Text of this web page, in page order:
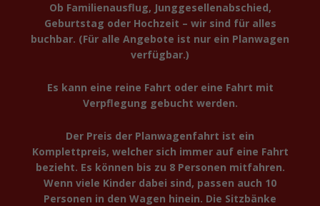
Ob Familienausflug, Junggesellenabschied,
Geburtstag oder Hochzeit – wir sind für alles
buchbar. (Für alle Angebote ist nur ein Planwagen
verfügbar.)
Es kann eine reine Fahrt oder eine Fahrt mit
Verpflegung gebucht werden.
Der Preis der Planwagenfahrt ist ein
Komplettpreis, welcher sich immer auf eine Fahrt
bezieht. Es können bis zu 8 Personen mitfahren.
Wenn viele Kinder dabei sind, passen auch 10
Personen in den Wagen hinein. Die Sitzbänke